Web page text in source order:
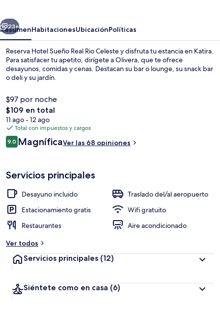
Celeste
Siguiente
23+
ResumenHabitacionesUbicaciónPolíticas
Reserva Hotel Sueño Real Rio Celeste y disfruta tu estancia en Katira.
Para satisfacer tu apetito, dirígete a Olivera, que te ofrece
desayunos, comidas y cenas. Destacan su bar o lounge, su snack bar
o deli y su jardín.
$97 por noche
El
precio
total
es
de
$109 en total
11 ago - 12 ago
Total con impuestos y cargos
Opiniones
9.09.0 de 10,
MagníficaVer las 68 opiniones
Servicios principales
Desayuno incluido
Traslado del/al aeropuerto
Estacionamiento gratis
Wifi gratuito
Restaurantes
Aire acondicionado
Ver todos
Servicios principales (12)
Siéntete como en casa (6)